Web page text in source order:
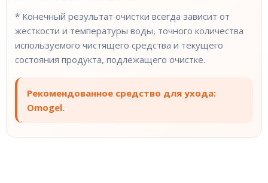
* Конечный результат очистки всегда зависит от
жесткости и температуры воды, точного количества
используемого чистящего средства и текущего
состояния продукта, подлежащего очистке.
Рекомендованное средство для ухода:
Omogel.